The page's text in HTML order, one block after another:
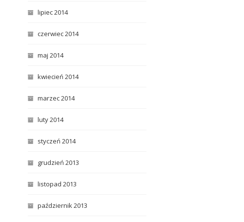
lipiec 2014
czerwiec 2014
maj 2014
kwiecień 2014
marzec 2014
luty 2014
styczeń 2014
grudzień 2013
listopad 2013
październik 2013